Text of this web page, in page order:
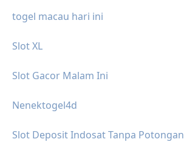
togel macau hari ini
Slot XL
Slot Gacor Malam Ini
Nenektogel4d
Slot Deposit Indosat Tanpa Potongan